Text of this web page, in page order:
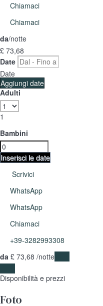
Chiamaci
Chiamaci
da/notte
£ 73,68
Date
Date
Aggiungi date
Adulti
1
Bambini
Inserisci le date
Scrivici
WhatsApp
WhatsApp
Chiamaci
+39-3282993308
da £ 73,68 /notte
Disponibilità e prezzi
Foto